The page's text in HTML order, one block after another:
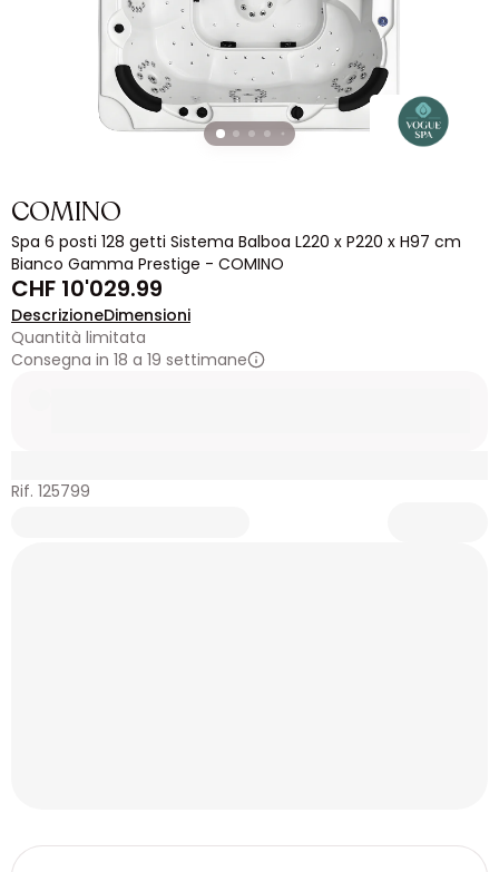
COMINO
Spa 6 posti 128 getti Sistema Balboa L220 x P220 x H97 cm
Bianco Gamma Prestige - COMINO
CHF 10'029.99
DescrizioneDimensioni
Quantità limitata
Consegna in 18 a 19 settimane
Rif. 125799